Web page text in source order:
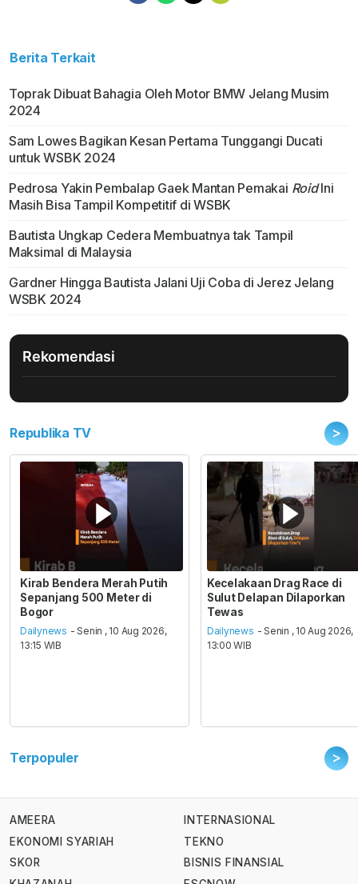
Berita Terkait
Toprak Dibuat Bahagia Oleh Motor BMW Jelang Musim
2024
Sam Lowes Bagikan Kesan Pertama Tunggangi Ducati
untuk WSBK 2024
Pedrosa Yakin Pembalap Gaek Mantan Pemakai RoidIni
Masih Bisa Tampil Kompetitif di WSBK
Bautista Ungkap Cedera Membuatnya tak Tampil
Maksimal di Malaysia
Gardner Hingga Bautista Jalani Uji Coba di Jerez Jelang
WSBK 2024
Rekomendasi
Republika TV >
Kirab Bendera Merah Putih
Sepanjang 500 Meter di
Bogor
Dailynews - Senin , 10 Aug 2026,
13:15 WIB
Kecelakaan Drag Race di
Sulut Delapan Dilaporkan
Tewas
Dailynews - Senin , 10 Aug 2026,
13:00 WIB
Terpopuler >
AMEERA
EKONOMI SYARIAH
SKOR
INTERNASIONAL
TEKNO
BISNIS FINANSIAL